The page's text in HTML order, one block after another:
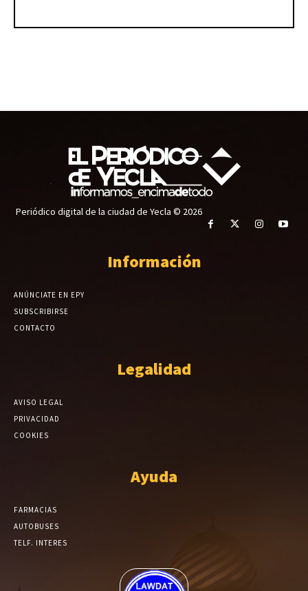
Periódico digital de la ciudad de Yecla © 2026
Información
ANÚNCIATE EN EPY
SUBSCRIBIRSE
CONTACTO
Legalidad
AVISO LEGAL
PRIVACIDAD
COOKIES
Ayuda
FARMACIAS
AUTOBUSES
TELF. INTERES